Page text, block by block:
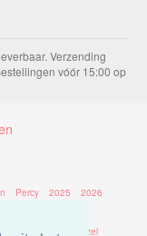
Verzending
vóór 15:00 op
Percy 2025 2026
Station Dvd Puzzel